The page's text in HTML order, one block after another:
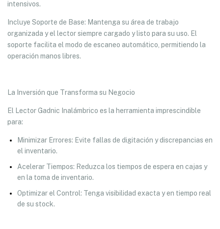
intensivos.
Incluye Soporte de Base: Mantenga su área de trabajo
organizada y el lector siempre cargado y listo para su uso. El
soporte facilita el modo de escaneo automático, permitiendo la
operación manos libres.
La Inversión que Transforma su Negocio
El Lector Gadnic Inalámbrico es la herramienta imprescindible
para:
Minimizar Errores: Evite fallas de digitación y discrepancias en
el inventario.
Acelerar Tiempos: Reduzca los tiempos de espera en cajas y
en la toma de inventario.
Optimizar el Control: Tenga visibilidad exacta y en tiempo real
de su stock.